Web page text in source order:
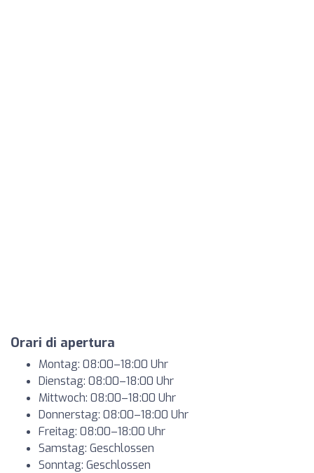
Orari di apertura
Montag: 08:00–18:00 Uhr
Dienstag: 08:00–18:00 Uhr
Mittwoch: 08:00–18:00 Uhr
Donnerstag: 08:00–18:00 Uhr
Freitag: 08:00–18:00 Uhr
Samstag: Geschlossen
Sonntag: Geschlossen